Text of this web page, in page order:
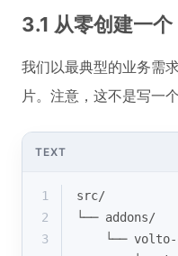
3.1 从零创建一
我们以最典型的业务需
片。注意，这不是写一
TEXT
1
src/
2
└── addons/
3
└──